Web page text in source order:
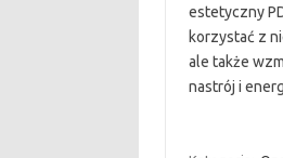
estetyczny
korzystać z
ale także
nastrój i